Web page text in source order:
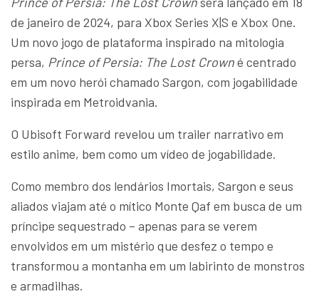
de janeiro de 2024, para Xbox Series X|S e Xbox One.
Um novo jogo de plataforma inspirado na mitologia
persa, Prince of Persia: The Lost Crowné centrado
em um novo herói chamado Sargon, com jogabilidade
inspirada em Metroidvania.
O Ubisoft Forward revelou um trailer narrativo em
estilo anime, bem como um vídeo de jogabilidade.
Como membro dos lendários Imortais, Sargon e seus
aliados viajam até o mítico Monte Qaf em busca de um
príncipe sequestrado – apenas para se verem
envolvidos em um mistério que desfez o tempo e
transformou a montanha em um labirinto de monstros
e armadilhas.